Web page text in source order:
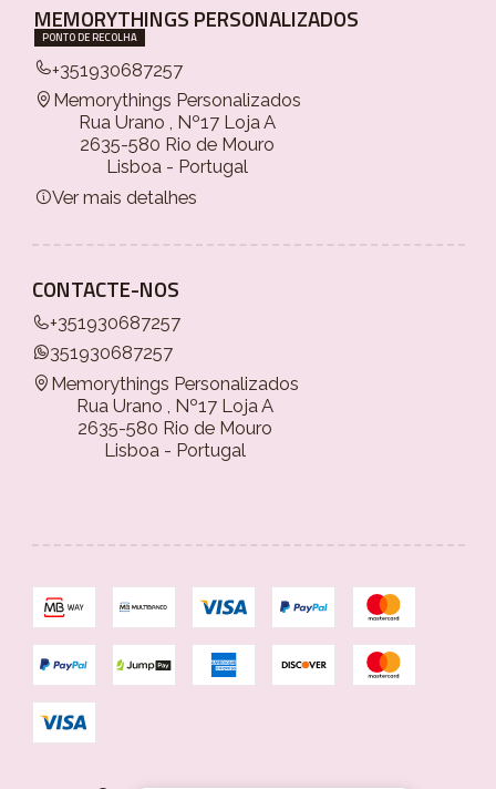
MEMORYTHINGS PERSONALIZADOS
PONTO DE RECOLHA
+351930687257
Memorythings Personalizados
Rua Urano , Nº17 Loja A
2635-580 Rio de Mouro
Lisboa - Portugal
Ver mais detalhes
CONTACTE-NOS
+351930687257
351930687257
Memorythings Personalizados
Rua Urano , Nº17 Loja A
2635-580 Rio de Mouro
Lisboa - Portugal